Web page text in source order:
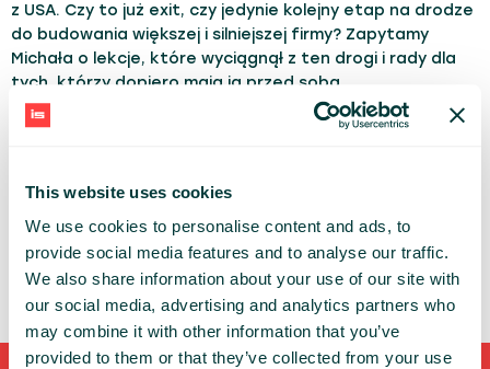
This website uses cookies
We use cookies to personalise content and ads, to
provide social media features and to analyse our traffic.
We also share information about your use of our site with
our social media, advertising and analytics partners who
may combine it with other information that you’ve
provided to them or that they’ve collected from your use
z USA. Czy to już exit, czy jedynie kolejny etap na drodze
do budowania większej i silniejszej firmy? Zapytamy
Michała o lekcje, które wyciągnął z ten drogi i rady dla
tych, którzy dopiero mają ją przed sobą.
MIREK WĄSOWICZ
ZETA GLOBAL